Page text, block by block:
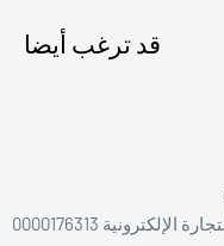
قد ترغب أيضا
0000176313